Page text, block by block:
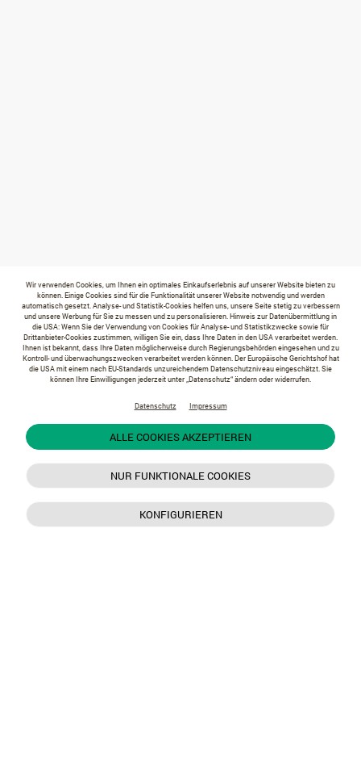
Wir verwenden Cookies, um Ihnen ein optimales Einkaufserlebnis auf unserer Website bieten zu
können. Einige Cookies sind für die Funktionalität unserer Website notwendig und werden
automatisch gesetzt. Analyse- und Statistik-Cookies helfen uns, unsere Seite stetig zu verbessern
und unsere Werbung für Sie zu messen und zu personalisieren. Hinweis zur Datenübermittlung in
die USA: Wenn Sie der Verwendung von Cookies für Analyse- und Statistikzwecke sowie für
Drittanbieter-Cookies zustimmen, willigen Sie ein, dass Ihre Daten in den USA verarbeitet werden.
Ihnen ist bekannt, dass Ihre Daten möglicherweise durch Regierungsbehörden eingesehen und zu
Kontroll- und überwachungszwecken verarbeitet werden können. Der Europäische Gerichtshof hat
die USA mit einem nach EU-Standards unzureichendem Datenschutzniveau eingeschätzt. Sie
können Ihre Einwilligungen jederzeit unter „Datenschutz“ ändern oder widerrufen.
Datenschutz Impressum
ALLE COOKIES AKZEPTIEREN
NUR FUNKTIONALE COOKIES
KONFIGURIEREN